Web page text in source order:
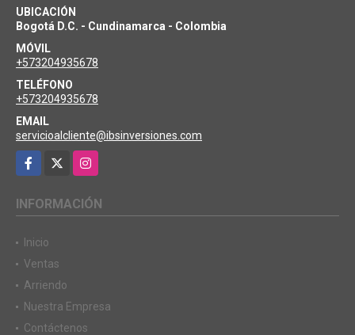
UBICACIÓN
Bogotá D.C. - Cundinamarca - Colombia
MÓVIL
+573204935678
TELÉFONO
+573204935678
EMAIL
servicioalcliente@ibsinversiones.com
Facebook
Instagram
INFORMACIÓN
Inicio
Ventas
Arriendo
Nuestra Empresa
Contáctenos